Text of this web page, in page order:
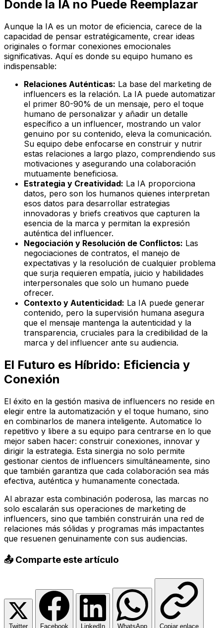
Donde la IA no Puede Reemplazar
Aunque la IA es un motor de eficiencia, carece de la
capacidad de pensar estratégicamente, crear ideas
originales o formar conexiones emocionales
significativas. Aquí es donde su equipo humano es
indispensable:
Relaciones Auténticas: La base del marketing de
influencers es la relación. La IA puede automatizar
el primer 80-90% de un mensaje, pero el toque
humano de personalizar y añadir un detalle
específico a un influencer, mostrando un valor
genuino por su contenido, eleva la comunicación.
Su equipo debe enfocarse en construir y nutrir
estas relaciones a largo plazo, comprendiendo sus
motivaciones y asegurando una colaboración
mutuamente beneficiosa.
Estrategia y Creatividad: La IA proporciona
datos, pero son los humanos quienes interpretan
esos datos para desarrollar estrategias
innovadoras y briefs creativos que capturen la
esencia de la marca y permitan la expresión
auténtica del influencer.
Negociación y Resolución de Conflictos: Las
negociaciones de contratos, el manejo de
expectativas y la resolución de cualquier problema
que surja requieren empatía, juicio y habilidades
interpersonales que solo un humano puede
ofrecer.
Contexto y Autenticidad: La IA puede generar
contenido, pero la supervisión humana asegura
que el mensaje mantenga la autenticidad y la
transparencia, cruciales para la credibilidad de la
marca y del influencer ante su audiencia.
El Futuro es Híbrido: Eficiencia y
Conexión
El éxito en la gestión masiva de influencers no reside en
elegir entre la automatización y el toque humano, sino
en combinarlos de manera inteligente. Automatice lo
repetitivo y libere a su equipo para centrarse en lo que
mejor saben hacer: construir conexiones, innovar y
dirigir la estrategia. Esta sinergia no solo permite
gestionar cientos de influencers simultáneamente, sino
que también garantiza que cada colaboración sea más
efectiva, auténtica y humanamente conectada.
Al abrazar esta combinación poderosa, las marcas no
solo escalarán sus operaciones de marketing de
influencers, sino que también construirán una red de
relaciones más sólidas y programas más impactantes
que resuenen genuinamente con sus audiencias.
📤 Comparte este artículo
Twitter Facebook LinkedIn WhatsApp Copiar enlace